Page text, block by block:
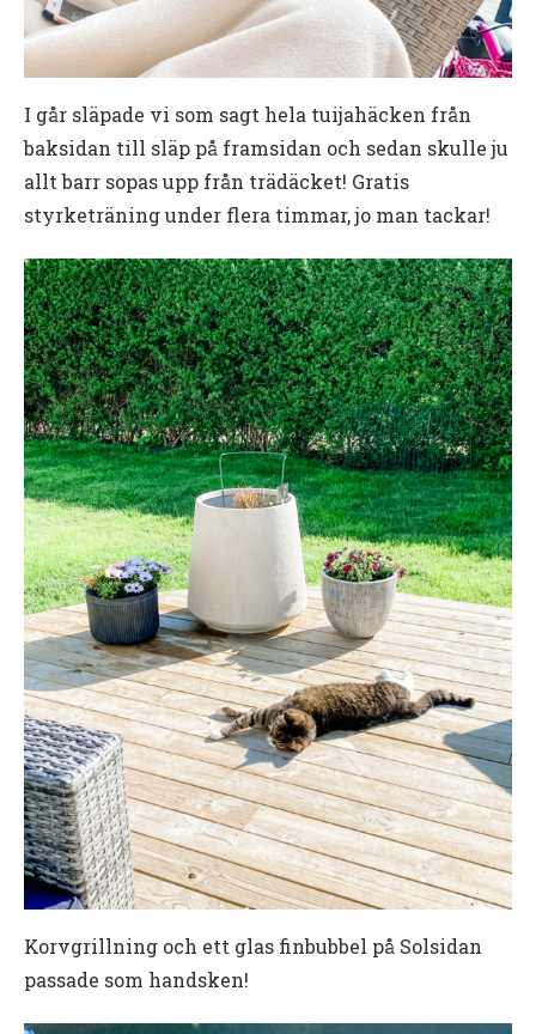
I går släpade vi som sagt hela tuijahäcken från
baksidan till släp på framsidan och sedan skulle ju
allt barr sopas upp från trädäcket! Gratis
styrketräning under flera timmar, jo man tackar!
Korvgrillning och ett glas finbubbel på Solsidan
passade som handsken!